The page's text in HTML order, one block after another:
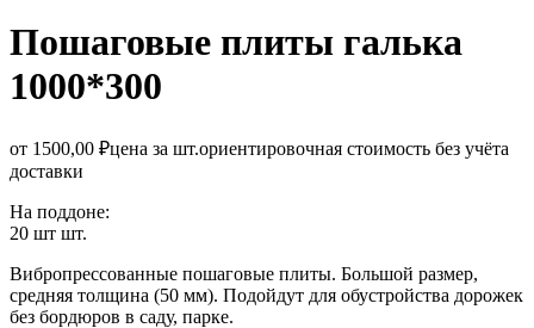
Пошаговые плиты галька
1000*300
от 1500,00 ₽цена за шт.ориентировочная стоимость без учёта
доставки
На поддоне:
20 шт шт.
Вибропрессованные пошаговые плиты. Большой размер,
средняя толщина (50 мм). Подойдут для обустройства дорожек
без бордюров в саду, парке.